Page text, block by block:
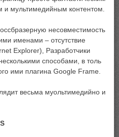
и мультимедийным контентом.
несовместимость
именами – отсутствие
Explorer), Разработчики
способами, в толь
ими плагина Google Frame.
весьма муольтимедийно и